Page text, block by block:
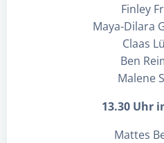
Finley
Maya-Dilara
Claas
Ben
Malene
13.30 Uhr
Mattes